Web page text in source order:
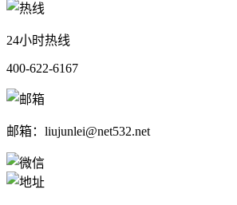
24小时热线
400-622-6167
邮箱：liujunlei@net532.net